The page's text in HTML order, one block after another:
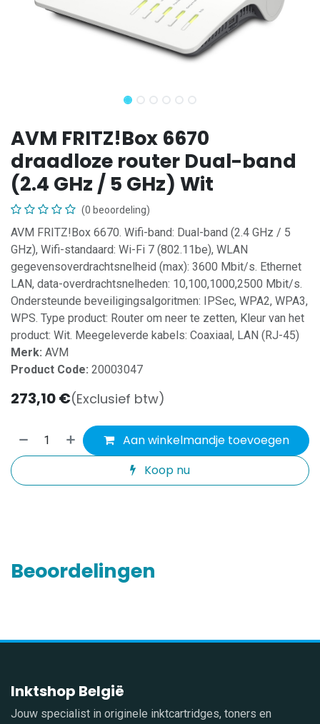
AVM FRITZ!Box 6670
draadloze router Dual-band
(2.4 GHz / 5 GHz) Wit
(0 beoordeling)
AVM FRITZ!Box 6670. Wifi-band: Dual-band (2.4 GHz / 5
GHz), Wifi-standaard: Wi-Fi 7 (802.11be), WLAN
gegevensoverdrachtsnelheid (max): 3600 Mbit/s. Ethernet
LAN, data-overdrachtsnelheden: 10,100,1000,2500 Mbit/s.
Ondersteunde beveiligingsalgoritmen: IPSec, WPA2, WPA3,
WPS. Type product: Router om neer te zetten, Kleur van het
product: Wit. Meegeleverde kabels: Coaxiaal, LAN (RJ-45)
Merk: AVM
Product Code: 20003047
273,10€(Exclusief btw)
Aan winkelmandje toevoegen
Koop nu
Beoordelingen
Inktshop België
Jouw specialist in originele inktcartridges, toners en